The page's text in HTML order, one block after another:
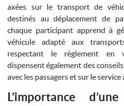
axées sur le transport de
destinés au déplacement de
chaque participant apprend à
véhicule adapté aux
respectant le règlement en
dispensent également des
avec les passagers et sur le service
L’importance